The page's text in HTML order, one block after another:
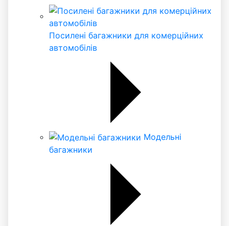
Посилені багажники для комерційних
автомобілів
Модельні
багажники